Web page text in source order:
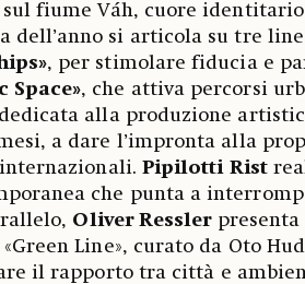
sul fiume Váh, cuore
dell’anno si articola su tre
, per stimolare fiducia e
Space», che attiva percorsi
alla produzione
a dare l’impronta alla
Pipilotti Rist
che punta a
Oliver Resslerpresenta
Line», curato da Oto
il rapporto tra città e